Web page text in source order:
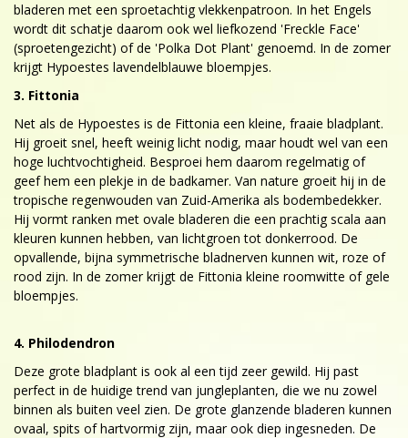
bladeren met een sproetachtig vlekkenpatroon. In het Engels
wordt dit schatje daarom ook wel liefkozend 'Freckle Face'
(sproetengezicht) of de 'Polka Dot Plant' genoemd. In de zomer
krijgt Hypoestes lavendelblauwe bloempjes.
3. Fittonia
Net als de Hypoestes is de Fittonia een kleine, fraaie bladplant.
Hij groeit snel, heeft weinig licht nodig, maar houdt wel van een
hoge luchtvochtigheid. Besproei hem daarom regelmatig of
geef hem een plekje in de badkamer. Van nature groeit hij in de
tropische regenwouden van Zuid-Amerika als bodembedekker.
Hij vormt ranken met ovale bladeren die een prachtig scala aan
kleuren kunnen hebben, van lichtgroen tot donkerrood. De
opvallende, bijna symmetrische bladnerven kunnen wit, roze of
rood zijn. In de zomer krijgt de Fittonia kleine roomwitte of gele
bloempjes.
4. Philodendron
Deze grote bladplant is ook al een tijd zeer gewild. Hij past
perfect in de huidige trend van jungleplanten, die we nu zowel
binnen als buiten veel zien. De grote glanzende bladeren kunnen
ovaal, spits of hartvormig zijn, maar ook diep ingesneden. De